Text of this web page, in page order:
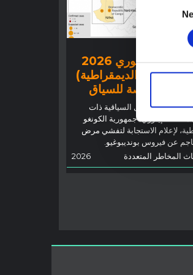
Selection
تفشي إيبولا في إيتوري 2026
الكونغو الديمقراطية)
عامة ملخصة للسياق
العوامل السياقية ذات
مقاطعة إيتوري، جمهورية الكونغو
لإعلام الاستجابة لتفشي مرض
عن فيروس بونديبوغيو.
المخاطر المتعددة
2026